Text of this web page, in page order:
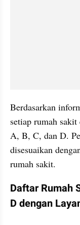
Berdasarkan
setiap rumah
A, B, C, dan D.
disesuaikan
rumah sakit.
Daftar Rumah
D dengan